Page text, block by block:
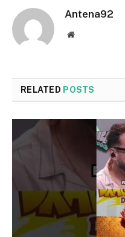
Antena92
Website
RELATED POSTS